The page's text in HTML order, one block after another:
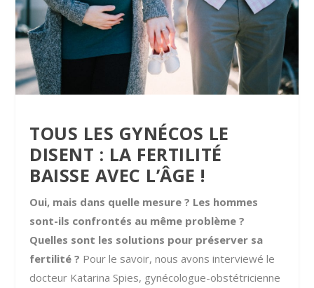
TOUS LES GYNÉCOS LE
DISENT : LA FERTILITÉ
BAISSE AVEC L’ÂGE !
Oui, mais dans quelle mesure ? Les hommes
sont-ils confrontés au même problème ?
Quelles sont les solutions pour préserver sa
fertilité ? Pour le savoir, nous avons interviewé le
docteur Katarina Spies, gynécologue-obstétricienne